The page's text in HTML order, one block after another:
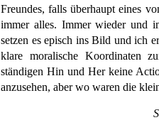
Freundes, falls überhaupt eines
immer alles. Immer wieder und
setzen es episch ins Bild und ich
klare moralische Koordinaten
ständigen Hin und Her keine
anzusehen, aber wo waren die